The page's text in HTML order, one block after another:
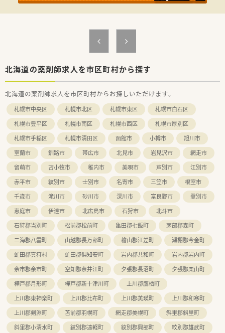
しない環境です。
■年間休日は125日と非常に多く、土日祝日はカレンダー通りお
■年末年始休暇に加え、お盆や開院記念日など、法人独自の休暇
北海道の薬剤師求人を市区町村から探す
北海道の薬剤師求人を市区町村からお探しいただけます。
札幌市中央区 札幌市北区 札幌市東区
札幌市白石区
札幌市豊平区
札幌市南区 札幌市西区
札幌市厚別区
札幌市手稲区
札幌市清田区 函館市 小樽市
旭川市
室蘭市
釧路市 帯広市 北見市 岩見沢市
網走市
留萌市
苫小牧市 稚内市 美唄市 芦別市
江別市
赤平市
紋別市 士別市 名寄市 三笠市
根室市
千歳市
滝川市 砂川市 深川市 富良野市
登別市
恵庭市
伊達市 北広島市 石狩市
北斗市
石狩郡当別町
松前郡松前町 亀田郡七飯町
茅部郡森町
二海郡八雲町
山越郡長万部町 檜山郡江差町
瀬棚郡今金町
虻田郡真狩村
虻田郡倶知安町 岩内郡共和町
岩内郡岩内町
余市郡余市町
空知郡奈井江町 夕張郡長沼町
夕張郡栗山町
樺戸郡月形町
樺戸郡新十津川町
上川郡鷹栖町
上川郡東神楽町
上川郡比布町 上川郡美瑛町
上川郡和寒町
上川郡剣淵町
苫前郡羽幌町 網走郡美幌町
斜里郡斜里町
斜里郡小清水町
紋別郡遠軽町 紋別郡興部町
紋別郡雄武町